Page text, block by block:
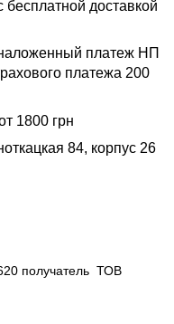
доставкой
платеж НП
платежа 200
1800 грн
84, корпус 26
получатель ТОВ